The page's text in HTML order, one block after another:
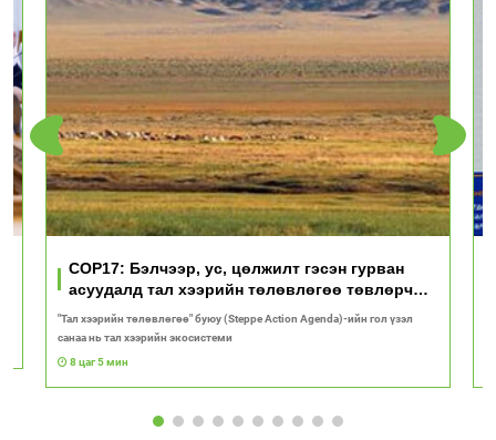
COP17: Бэлчээр, ус, цөлжилт гэсэн гурван
асуудалд тал хээрийн төлөвлөгөө төвлөрч
байна
"Тал хээрийн төлөвлөгөө" буюу (Steppe Action Agenda)-ийн гол үзэл
санаа нь тал хээрийн экосистеми
8 цаг 5 мин